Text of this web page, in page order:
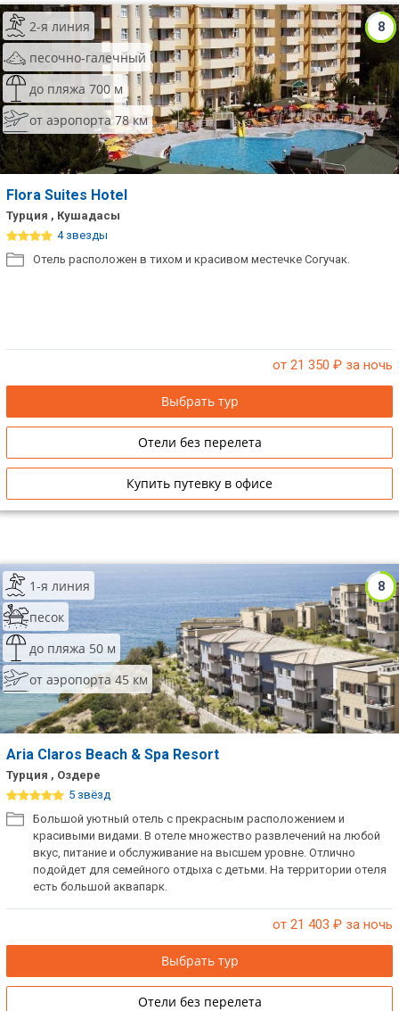
8
2-я линия
песочно-галечный
до пляжа 700 м
от аэропорта 78 км
Flora Suites Hotel
Турция , Кушадасы
4 звезды
Отель расположен в тихом и красивом местечке Согучак.
от 21 350 ₽ за ночь
Выбрать тур
Отели без перелета
Купить путевку в офисе
8
1-я линия
песок
до пляжа 50 м
от аэропорта 45 км
Aria Claros Beach & Spa Resort
Турция , Оздере
5 звёзд
Большой уютный отель с прекрасным расположением и
красивыми видами. В отеле множество развлечений на любой
вкус, питание и обслуживание на высшем уровне. Отлично
подойдет для семейного отдыха с детьми. На территории отеля
есть большой аквапарк.
от 21 403 ₽ за ночь
Выбрать тур
Отели без перелета